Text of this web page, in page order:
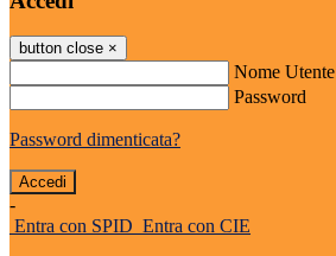
button close ×
Nome Utente
Password
Password dimenticata?
-
Entra con SPID Entra con CIE